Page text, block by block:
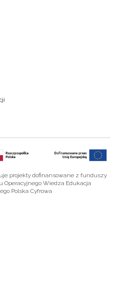
projekty dofinansowane z funduszy
Operacyjnego Wiedza Edukacja
Polska Cyfrowa
się